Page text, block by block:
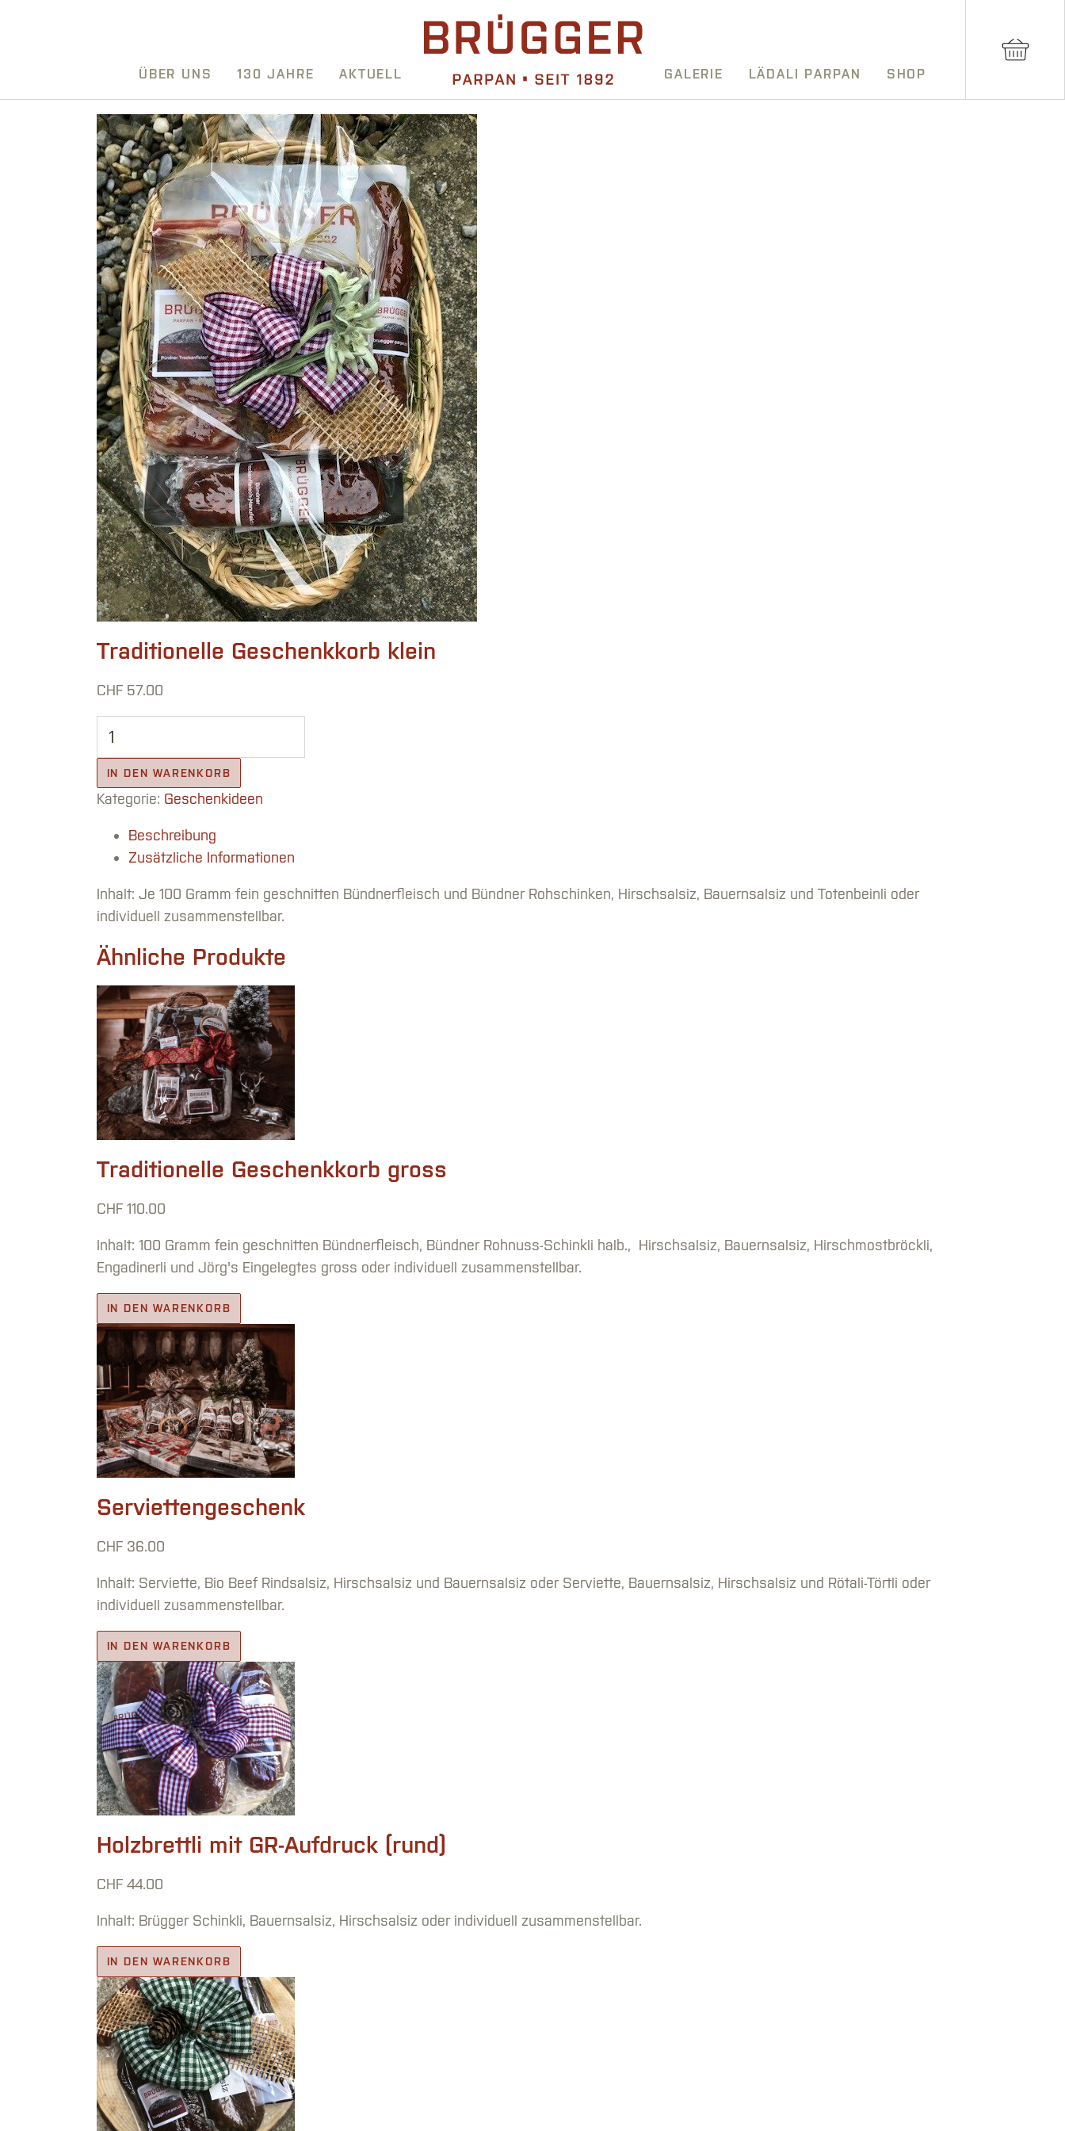
ÜBER UNS 130 JAHRE AKTUELL GALERIE LÄDALI PARPAN SHOP
Traditionelle Geschenkkorb klein
CHF 57.00
IN DEN WARENKORB
Kategorie: Geschenkideen
Beschreibung
Zusätzliche Informationen
Inhalt: Je 100 Gramm fein geschnitten Bündnerfleisch und Bündner Rohschinken, Hirschsalsiz, Bauernsalsiz und Totenbeinli oder
individuell zusammenstellbar.
Ähnliche Produkte
Traditionelle Geschenkkorb gross
CHF 110.00
Inhalt: 100 Gramm fein geschnitten Bündnerfleisch, Bündner Rohnuss-Schinkli halb., Hirschsalsiz, Bauernsalsiz, Hirschmostbröckli,
Engadinerli und Jörg's Eingelegtes gross oder individuell zusammenstellbar.
IN DEN WARENKORB
Serviettengeschenk
CHF 36.00
Inhalt: Serviette, Bio Beef Rindsalsiz, Hirschsalsiz und Bauernsalsiz oder Serviette, Bauernsalsiz, Hirschsalsiz und Rötali-Törtli oder
individuell zusammenstellbar.
IN DEN WARENKORB
Holzbrettli mit GR-Aufdruck (rund)
CHF 44.00
Inhalt: Brügger Schinkli, Bauernsalsiz, Hirschsalsiz oder individuell zusammenstellbar.
IN DEN WARENKORB